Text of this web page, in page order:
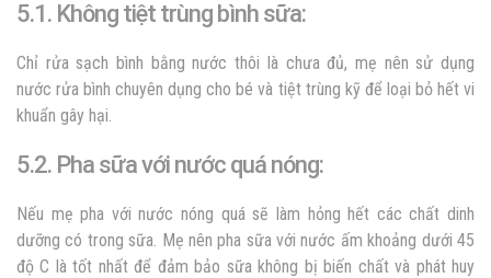
5.1. Không tiệt trùng bình sữa:
Chỉ rửa sạch bình bằng nước thôi là chưa đủ, mẹ nên sử dụng
nước rửa bình chuyên dụng cho bé và tiệt trùng kỹ để loại bỏ hết vi
khuẩn gây hại.
5.2. Pha sữa với nước quá nóng:
Nếu mẹ pha với nước nóng quá sẽ làm hỏng hết các chất dinh
dưỡng có trong sữa. Mẹ nên pha sữa với nước ấm khoảng dưới 45
độ C là tốt nhất để đảm bảo sữa không bị biến chất và phát huy